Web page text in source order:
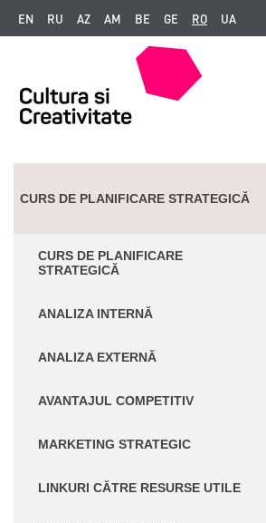
EN RU AZ AM BE GE RO UA
CURS DE PLANIFICARE STRATEGICĂ
CURS DE PLANIFICARE
STRATEGICĂ
ANALIZA INTERNĂ
ANALIZA EXTERNĂ
AVANTAJUL COMPETITIV
MARKETING STRATEGIC
LINKURI CĂTRE RESURSE UTILE